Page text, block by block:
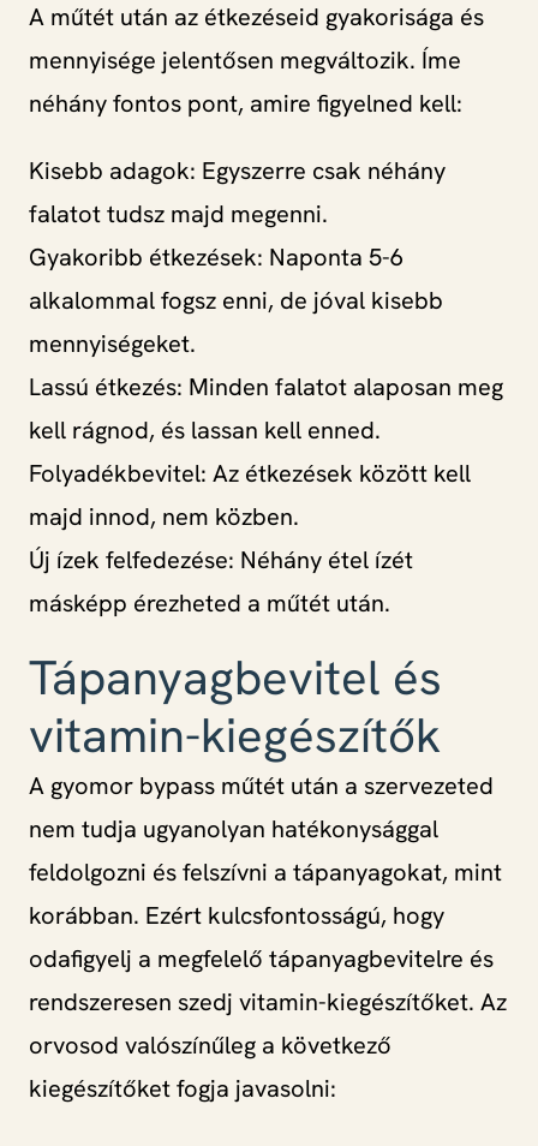
A műtét után az étkezéseid gyakorisága és
mennyisége jelentősen megváltozik. Íme
néhány fontos pont, amire figyelned kell:
Kisebb adagok: Egyszerre csak néhány
falatot tudsz majd megenni.
Gyakoribb étkezések: Naponta 5-6
alkalommal fogsz enni, de jóval kisebb
mennyiségeket.
Lassú étkezés: Minden falatot alaposan meg
kell rágnod, és lassan kell enned.
Folyadékbevitel: Az étkezések között kell
majd innod, nem közben.
Új ízek felfedezése: Néhány étel ízét
másképp érezheted a műtét után.
Tápanyagbevitel és
vitamin-kiegészítők
A gyomor bypass műtét után a szervezeted
nem tudja ugyanolyan hatékonysággal
feldolgozni és felszívni a tápanyagokat, mint
korábban. Ezért kulcsfontosságú, hogy
odafigyelj a megfelelő tápanyagbevitelre és
rendszeresen szedj vitamin-kiegészítőket. Az
orvosod valószínűleg a következő
kiegészítőket fogja javasolni: